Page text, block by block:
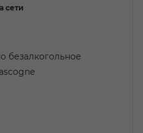
сети
безалкогольное